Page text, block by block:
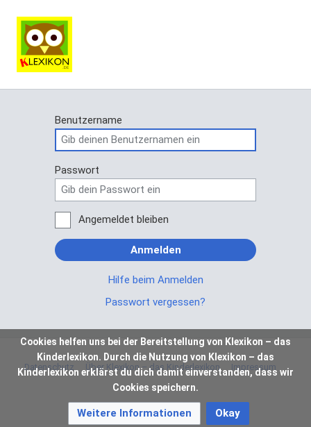
Benutzername
Passwort
Angemeldet bleiben
Anmelden
Hilfe beim Anmelden
Passwort vergessen?
Datenschutz Über Klexikon – das Kinderlexikon Impressum
Cookies helfen uns bei der Bereitstellung von Klexikon – das
Kinderlexikon. Durch die Nutzung von Klexikon – das
Kinderlexikon erklärst du dich damit einverstanden, dass wir
Cookies speichern.
Weitere Informationen Okay